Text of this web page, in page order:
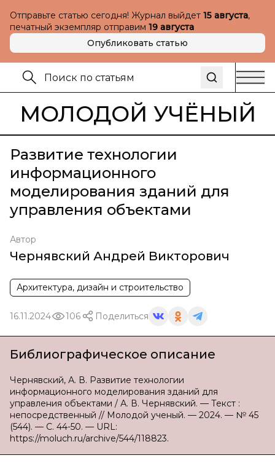
Отправьте статью сегодня! Журнал выйдет 15 августа,
печатный экземпляр отправим 19 августа
Опубликовать статью
МОЛОДОЙ УЧЁНЫЙ
Развитие технологии
информационного
моделирования зданий для
управления объектами
Автор
Чернявский Андрей Викторович
Архитектура, дизайн и строительство
16.11.2024 106 Поделиться
Библиографическое описание
Чернявский, А. В. Развитие технологии
информационного моделирования зданий для
управления объектами / А. В. Чернявский. — Текст :
непосредственный // Молодой ученый. — 2024. — № 45
(544). — С. 44-50. — URL:
https://moluch.ru/archive/544/118823.